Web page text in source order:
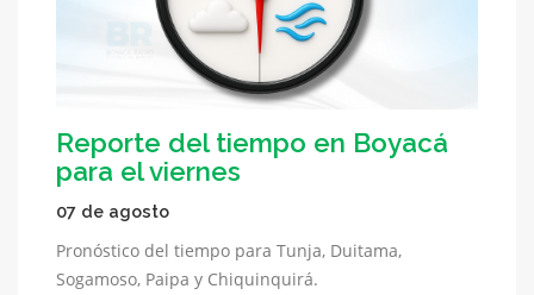
Reporte del tiempo en Boyacá
para el viernes
07 de agosto
Pronóstico del tiempo para Tunja, Duitama,
Sogamoso, Paipa y Chiquinquirá.